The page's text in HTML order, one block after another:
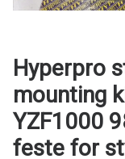
Hyperpro
mounting
YZF1000
feste for